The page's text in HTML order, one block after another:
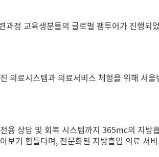
정 교육생분들의 글로벌 팸투어가 진행되
의료시스템과 의료서비스 체험을 위해 서울
용 상담 및 회복 시스템까지 365mc의 지방
보기 힘들다며, 전문화된 지방흡입 의료 서